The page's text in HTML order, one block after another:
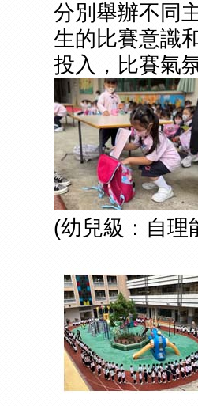
分別舉辦不同
生的比賽意識
投入，比賽氣
(幼兒級：自理